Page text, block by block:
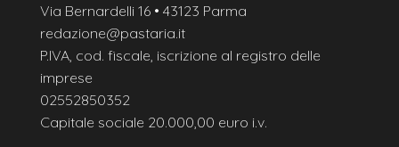
Via Bernardelli 16 • 43123 Parma
redazione@pastaria.it
P.IVA, cod. fiscale, iscrizione al registro delle
imprese
02552850352
Capitale sociale 20.000,00 euro i.v.